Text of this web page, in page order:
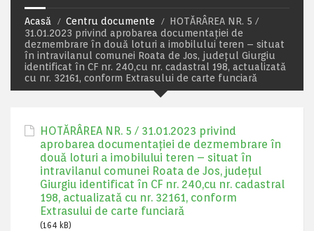
Acasă Centru documente
HOTĂRÂREA NR. 5 /
31.01.2023 privind aprobarea documentației de
dezmembrare în două loturi a imobilului teren – situat
în intravilanul comunei Roata de Jos, județul Giurgiu
identificat în CF nr. 240,cu nr. cadastral 198, actualizată
cu nr. 32161, conform Extrasului de carte funciară
HOTĂRÂREA NR. 5 / 31.01.2023 privind
aprobarea documentației de dezmembrare în
două loturi a imobilului teren – situat în
intravilanul comunei Roata de Jos, județul
Giurgiu identificat în CF nr. 240,cu nr. cadastral
198, actualizată cu nr. 32161, conform
Extrasului de carte funciară
(164 kB)